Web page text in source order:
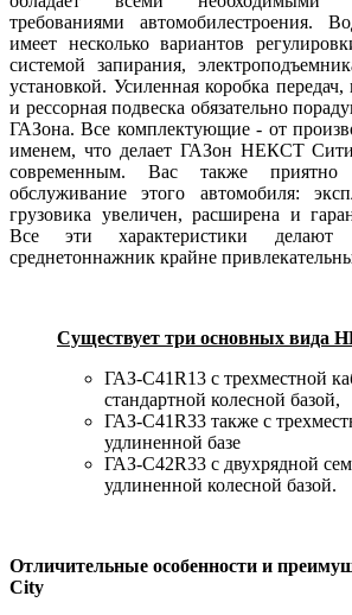
требованиями автомобилестроения.
имеет несколько вариантов
системой запирания,
установкой. Усиленная коробка передач,
и рессорная подвеска обязательно
ГАЗона. Все комплектующие - от
именем, что делает ГАЗон НЕКСТ
современным. Вас также
обслуживание этого автомобиля:
грузовика увеличен, расширена и
Все эти характеристики делают
среднетоннажник крайне
Существует три основных вида
ГАЗ-C41R13 с трехместной
стандартной колесной базой,
ГАЗ-C41R33 также с
удлиненной базе
ГАЗ-C42R33 с двухрядной
удлиненной колесной базой.
Отличительные особенности и
City